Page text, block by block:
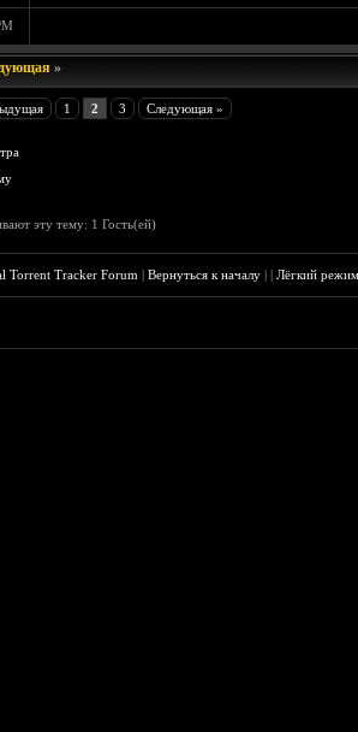
»
1 2 3 Следующая »
эту тему: 1 Гость(ей)
Torrent Tracker Forum |Вернуться к началу ||Лёгкий